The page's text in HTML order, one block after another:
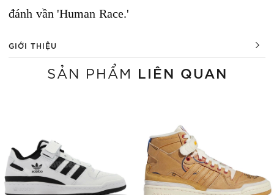
đánh vần 'Human Race.'
GIỚI THIỆU
SẢN PHẨM LIÊN QUAN